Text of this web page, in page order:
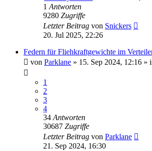
1 Antworten
9280 Zugriffe
Letzter Beitrag von Snickers
20. Jul 2025, 22:26
Federn für Fliehkraftgewichte im
von Parklane » 15. Sep 2024, 12:16 »
1
2
3
4
34 Antworten
30687 Zugriffe
Letzter Beitrag von Parklane
21. Sep 2024, 16:30